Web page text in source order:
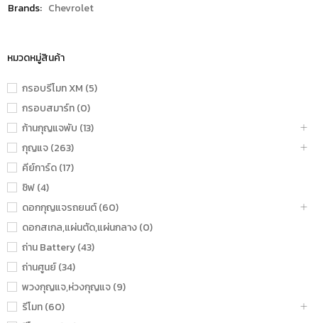
หมวดหมู่สินค้า
กรอบรีโมท XM (5)
กรอบสมาร์ท (0)
ก้านกุญแจพับ (13)
กุญแจ (263)
คีย์การ์ด (17)
ชิฟ (4)
ดอกกุญแจรถยนต์ (60)
ดอกสเกล,แผ่นตัด,แผ่นกลาง (0)
ถ่าน Battery (43)
ถ่านศูนย์ (34)
พวงกุญแจ,ห่วงกุญแจ (9)
รีโมท (60)
Brands: Chevrolet